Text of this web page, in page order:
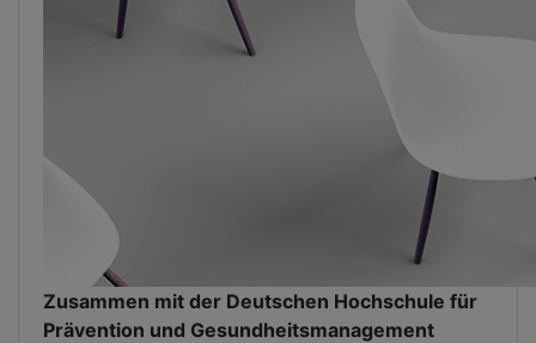
Zusammen mit der Deutschen Hochschule für
Prävention und Gesundheitsmanagement